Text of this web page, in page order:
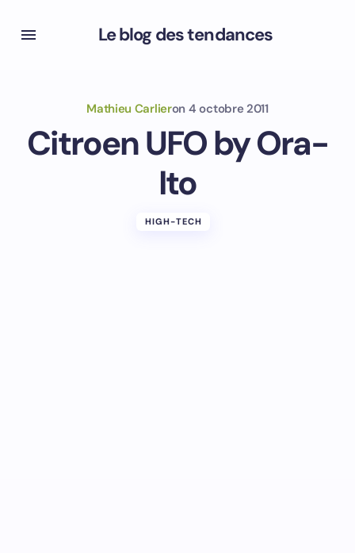
Le blog des tendances
Mathieu Carlieron 4 octobre 2011
Citroen UFO by Ora-
Ito
HIGH-TECH